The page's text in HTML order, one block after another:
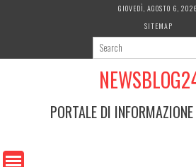
GIOVEDÌ, AGOSTO 6, 2026
SITEMAP
PORTALE DI